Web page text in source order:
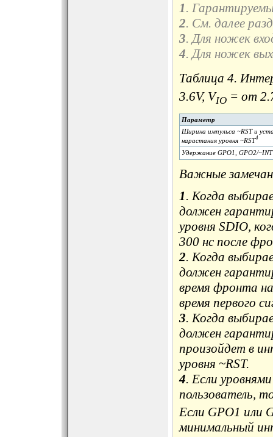
1.
2. См. далее
3. Для ножек
4. Для ножек
Таблица 4.
3.6V, VIO = от
Параметр
Ширина импульса ~RST и
нарастания уровня ~RST4
Удержание GPO1, GPO2/
Важные
1. Когда
должен
уровня SDIO,
300 нс после
2. Когда
должен
время фронта
время первого
3. Когда
должен
произойдет в
уровня ~RST.
4. Если
пользователь,
Если GPO1 или
минимальный